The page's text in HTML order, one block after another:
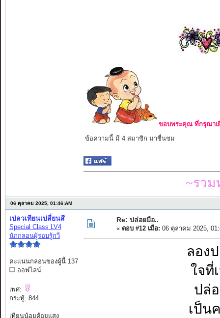
ขอบพระคุณ ที่กรุณาเ
ข้อความนี้ มี 4 สมาชิก มาชื่นชม
~รวม
06 ตุลาคม 2025, 01:46:AM
เปลวเทียนเปลี่ยนสี
Special Class LV4
นักกลอนผู้รอบรู้กวี
คะแนนกลอนของผู้นี้ 137
ออฟไลน์
เพศ:
กระทู้: 844
เทียนน้อยด้อยแสง
Re: ปล่อยมือ..
« ตอบ #12 เมื่อ: 06 ตุลาคม 2025,
ลอง
ใจที่
ปล่
เป็น